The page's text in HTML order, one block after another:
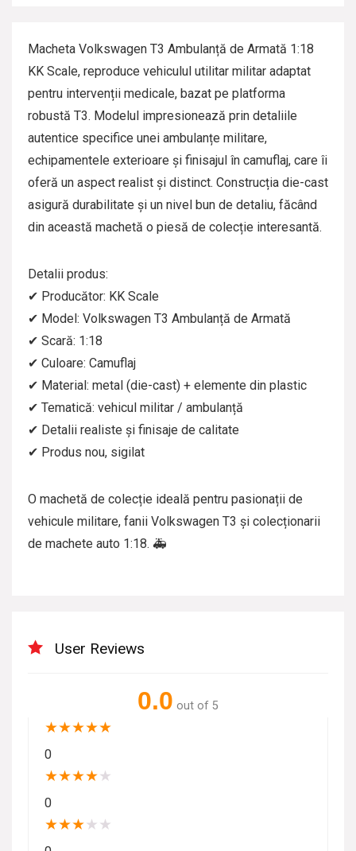
Macheta Volkswagen T3 Ambulanță de Armată 1:18
KK Scale, reproduce vehiculul utilitar militar adaptat
pentru intervenții medicale, bazat pe platforma
robustă T3. Modelul impresionează prin detaliile
autentice specifice unei ambulanțe militare,
echipamentele exterioare și finisajul în camuflaj, care îi
oferă un aspect realist și distinct. Construcția die-cast
asigură durabilitate și un nivel bun de detaliu, făcând
din această machetă o piesă de colecție interesantă.
Detalii produs:
✔ Producător: KK Scale
✔ Model: Volkswagen T3 Ambulanță de Armată
✔ Scară: 1:18
✔ Culoare: Camuflaj
✔ Material: metal (die-cast) + elemente din plastic
✔ Tematică: vehicul militar / ambulanță
✔ Detalii realiste și finisaje de calitate
✔ Produs nou, sigilat
O machetă de colecție ideală pentru pasionații de
vehicule militare, fanii Volkswagen T3 și colecționarii
de machete auto 1:18. 🚑
User Reviews
0.0 out of 5
★★★★★
0
★★★★★
0
★★★★ ★